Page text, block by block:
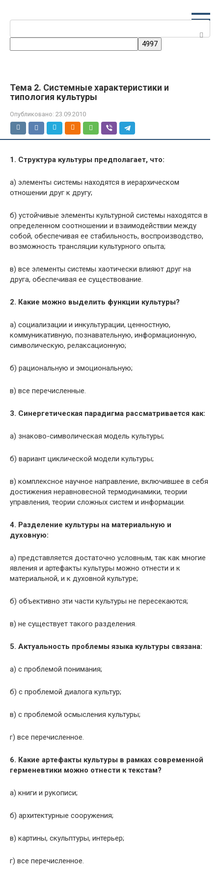
Тема 2. Системные характеристики и
типология культуры
Опубликовано: 23.09.2010
1. Структура культуры предполагает, что:
а) элементы системы находятся в иерархическом
отношении друг к другу;
б) устойчивые элементы культурной системы находятся в
определенном соотношении и взаимодействии между
собой, обеспечивая ее стабильность, воспроизводство,
возможность трансляции культурного опыта;
в) все элементы системы хаотически влияют друг на
друга, обеспечивая ее существование.
2. Какие можно выделить функции культуры?
а) социализации и инкультурации, ценностную,
коммуникатив­ную, познавательную, информационную,
символи­ческую, релаксационную;
б) рациональную и эмоциональную;
в) все перечисленные.
3. Синергетическая парадигма рассматривается как:
а) знаково-символическая модель культуры;
б) вариант циклической модели культуры;
в) комплексное научное направление, включившее в себя
дости­жения неравновесной термодинамики, теории
управления, теории сложных систем и информации.
4. Разделение культуры на материальную и
духовную:
а) представляется достаточно условным, так как многие
явления и артефакты культуры можно отнести и к
материальной, и к духовной культуре;
б) объективно эти части культуры не пересекаются;
в) не существует такого разделения.
5. Актуальность проблемы языка культуры связана:
а) с проблемой понимания;
б) с проблемой диалога культур;
в) с проблемой осмысления культуры;
г) все перечисленное.
6. Какие артефакты культуры в рамках современной
герменев­тики можно отнести к текстам?
а) книги и рукописи;
б) архитектурные сооружения;
в) картины, скульптуры, интерьер;
г) все перечисленное.